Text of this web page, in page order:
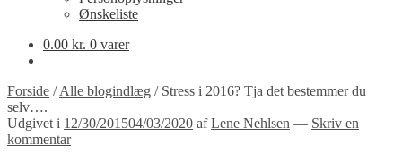
Ønskeliste
0.00 kr. 0 varer
Forside /Alle blogindlæg / Stress i 2016? Tja det bestemmer du
selv….
Udgivet i 12/30/201504/03/2020 afLene Nehlsen — Skriv en
kommentar